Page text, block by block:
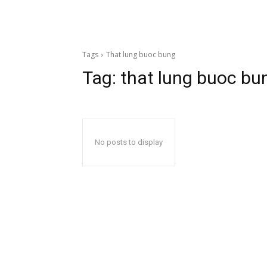
Tags That lung buoc bung
Tag: that lung buoc
No posts to display